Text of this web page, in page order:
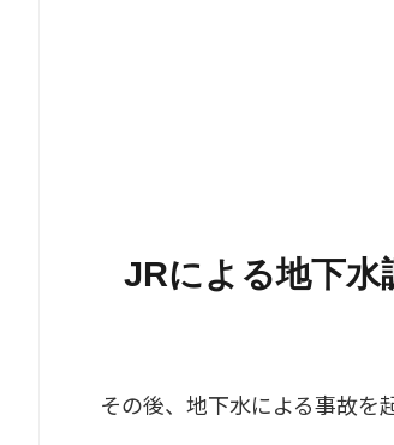
JRによる地下水
その後、地下水による事故を